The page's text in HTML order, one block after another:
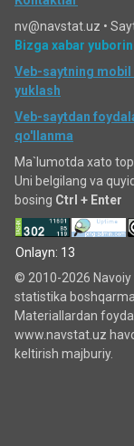
nv@navstat.uz •
Bizga xabar
Veb-saytning
yuklash
Veb-saytdan
qo'llanma
Ma`lumotda xato
Uni belgilang va
bosing Ctrl + Enter
Onlayn: 13
© 2010-2026 Navoiy
statistika
Materiallardan
www.navstat.uz
keltirish majburiy.